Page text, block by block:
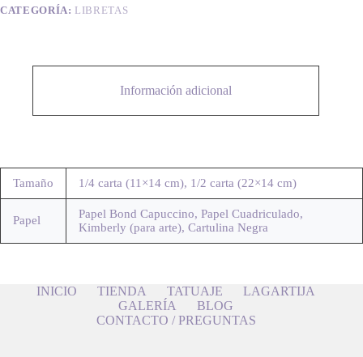
CATEGORÍA: LIBRETAS
Información adicional
Tamaño 1/4 carta (11×14 cm), 1/2 carta (22×14 cm)
Papel
Papel Bond Capuccino, Papel Cuadriculado,
Kimberly (para arte), Cartulina Negra
INICIO TIENDA TATUAJE
LAGARTIJA
GALERÍA
BLOG
CONTACTO / PREGUNTAS